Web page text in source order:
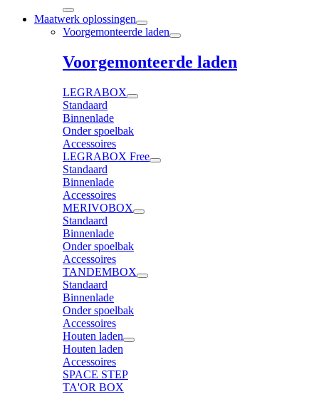
Maatwerk oplossingen
Voorgemonteerde laden
Voorgemonteerde laden
LEGRABOX
Standaard
Binnenlade
Onder spoelbak
Accessoires
LEGRABOX Free
Standaard
Binnenlade
Accessoires
MERIVOBOX
Standaard
Binnenlade
Onder spoelbak
Accessoires
TANDEMBOX
Standaard
Binnenlade
Onder spoelbak
Accessoires
Houten laden
Houten laden
Accessoires
SPACE STEP
TA'OR BOX